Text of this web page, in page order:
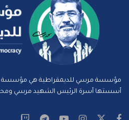
مؤسسة مرسي للديمقراطية هي مؤسسة
أسستها أسرة الرئيس الشهيد مرسي